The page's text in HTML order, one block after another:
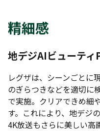
精細感
地デジAIビューティ
レグザは、シーンごとに
のぎらつきなどを適切に
で実施。クリアできめ細
す。これにより、地デジ
4K放送もさらに美しい高